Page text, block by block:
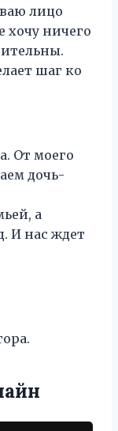
лицо
хочу ничего
шаг ко
От моего
дочь-
а
И нас ждет